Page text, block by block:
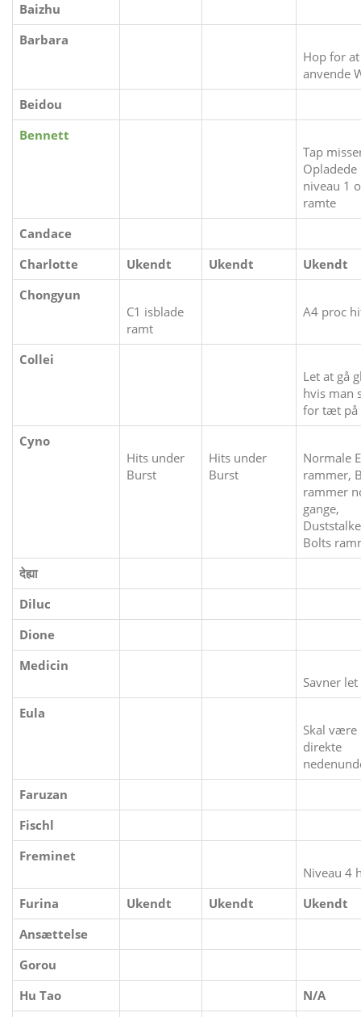
Baizhu
Barbara
Hop for at
anvende
Beidou
Bennett
Tap
Opladede
niveau 1
ramte
Candace
Charlotte
Ukendt Ukendt
Ukendt
Chongyun
C1 isblade
ramt
A4 proc
Collei
Let at gå
hvis man
for tæt på
Cyno
Hits under
Burst
Hits under
Burst
Normale E
rammer,
rammer
gange,
Bolts
देह्या
Diluc
Dione
Medicin
Savner let
Eula
Skal være
direkte
Faruzan
Fischl
Freminet
Niveau 4
Furina
Ukendt Ukendt
Ukendt
Ansættelse
Gorou
Hu Tao
N/A